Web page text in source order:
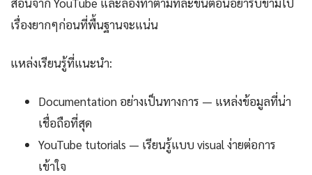
เรื่องยากๆก่อนที่พื้นฐานจะแน่น
แหล่งเรียนรู้ที่แนะนำ:
Documentation อย่างเป็นทางการ — แหล่งข้อมูลที่น่า
เชื่อถือที่สุด
YouTube tutorials — เรียนรู้แบบ visual ง่ายต่อการ
เข้าใจ